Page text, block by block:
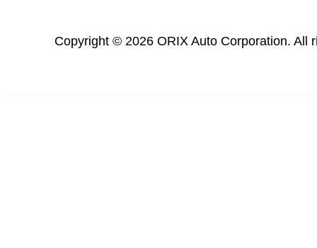
Copyright © 2026 ORIX Auto Corporation. All